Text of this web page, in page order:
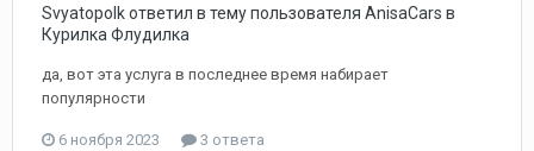
Svyatopolkответил в тему пользователя AnisaCars в
Курилка Флудилка
да, вот эта услуга в последнее время набирает
популярности
6 ноября 2023 3 ответа